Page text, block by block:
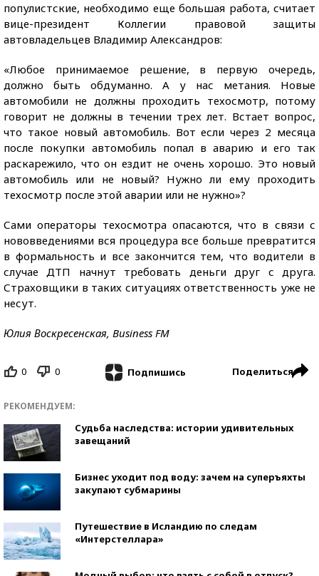
популистские, необходимо еще большая работа, считает
вице-президент Коллегии правовой защиты
автовладельцев Владимир Александров:
«Любое принимаемое решение, в первую очередь,
должно быть обдуманно. А у нас метания. Новые
автомобили не должны проходить техосмотр, потому
говорит не должны в течении трех лет. Встает вопрос,
что такое новый автомобиль. Вот если через 2 месяца
после покупки автомобиль попал в аварию и его так
раскарежило, что он ездит не очень хорошо. Это новый
автомобиль или не новый? Нужно ли ему проходить
техосмотр после этой аварии или не нужно»?
Сами операторы техосмотра опасаются, что в связи с
нововведениями вся процедура все больше превратится
в формальность и все закончится тем, что водители в
случае ДТП начнут требовать деньги друг с друга.
Страховщики в таких ситуациях ответственность уже не
несут.
Юлия Воскресенская, Business FM
0 0 Подпишись Поделиться
РЕКОМЕНДУЕМ:
Судьба наследства: истории удивительных
завещаний
Бизнес уходит под воду: зачем на суперъяхты
закупают субмарины
Путешествие в Исландию по следам
«Интерстеллара»